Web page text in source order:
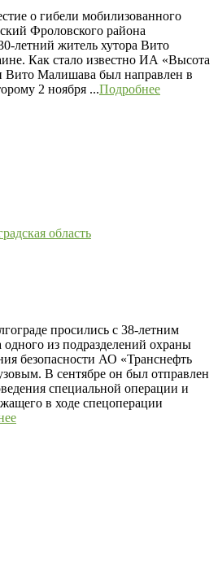
о гибели мобилизованного
Фроловского района
летний житель хутора Вито
Как стало известно ИА «Высота
Вито Малишава был направлен в
2 ноября ...Подробнее
область
просились с 38-летним
одного из подразделений охраны
безопасности АО «Транснефть
В сентябре он был отправлен
специальной операции и
в ходе спецоперации